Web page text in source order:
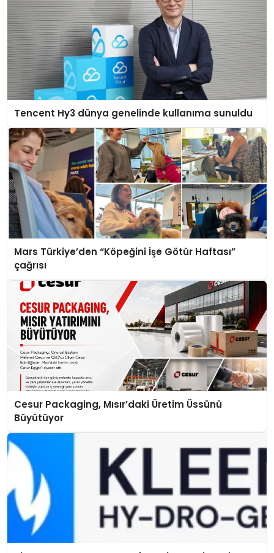
Tencent Hy3 dünya genelinde kullanıma sunuldu
Mars Türkiye’den “Köpeğini İşe Götür Haftası”
çağrısı
Cesur Packaging, Mısır’daki Üretim Üssünü
Büyütüyor